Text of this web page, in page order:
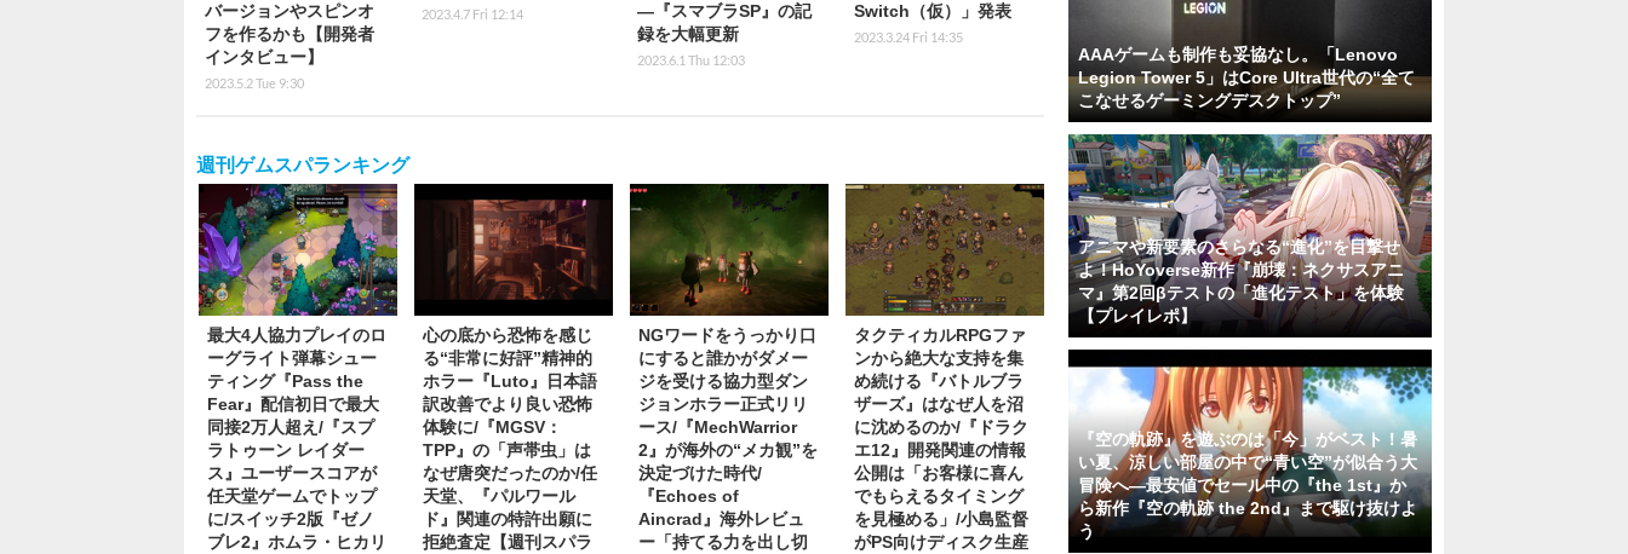
バージョンやスピンオ
フを作るかも【開発者
インタビュー】
2023.5.2 Tue 9:30
2023.4.7 Fri 12:14
―『スマブラSP』の記
録を大幅更新
2023.6.1 Thu 12:03
Switch（仮）」発表
2023.3.24 Fri 14:35
週刊ゲムスパランキング
最大4人協力プレイのロ
ーグライト弾幕シュー
ティング『Pass the
Fear』配信初日で最大
同接2万人超え/『スプ
ラトゥーン レイダー
ス』ユーザースコアが
任天堂ゲームでトップ
に/スイッチ2版『ゼノ
ブレ2』ホムラ・ヒカリ
心の底から恐怖を感じ
る“非常に好評”精神的
ホラー『Luto』日本語
訳改善でより良い恐怖
体験に/『MGSV：
TPP』の「声帯虫」は
なぜ唐突だったのか/任
天堂、『パルワール
ド』関連の特許出願に
拒絶査定【週刊スパラ
NGワードをうっかり口
にすると誰かがダメー
ジを受ける協力型ダン
ジョンホラー正式リリ
ース/『MechWarrior
2』が海外の“メカ観”を
決定づけた時代/
『Echoes of
Aincrad』海外レビュ
ー「持てる力を出し切
タクティカルRPGファ
ンから絶大な支持を集
め続ける『バトルブラ
ザーズ』はなぜ人を沼
に沈めるのか/『ドラク
エ12』開発関連の情報
公開は「お客様に喜ん
でもらえるタイミング
を見極める」/小島監督
がPS向けディスク生産
AAAゲームも制作も妥協なし。「Lenovo
Legion Tower 5」はCore Ultra世代の“全て
こなせるゲーミングデスクトップ”
アニマや新要素のさらなる“進化”を目撃せ
よ！HoYoverse新作『崩壊：ネクサスアニ
マ』第2回βテストの「進化テスト」を体験
【プレイレポ】
『空の軌跡』を遊ぶのは「今」がベスト！暑
い夏、涼しい部屋の中で“青い空”が似合う大
冒険へ―最安値でセール中の『the 1st』か
ら新作『空の軌跡 the 2nd』まで駆け抜けよ
う